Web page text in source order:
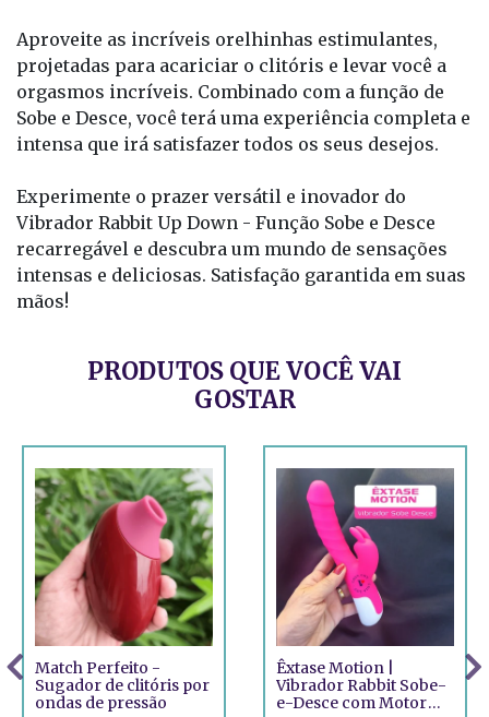
Aproveite as incríveis orelhinhas estimulantes,
projetadas para acariciar o clitóris e levar você a
orgasmos incríveis. Combinado com a função de
Sobe e Desce, você terá uma experiência completa e
intensa que irá satisfazer todos os seus desejos.
Experimente o prazer versátil e inovador do
Vibrador Rabbit Up Down - Função Sobe e Desce
recarregável e descubra um mundo de sensações
intensas e deliciosas. Satisfação garantida em suas
mãos!
PRODUTOS QUE VOCÊ VAI
GOSTAR
Match Perfeito -
Sugador de clitóris por
ondas de pressão
Êxtase Motion |
Vibrador Rabbit Sobe-
e-Desce com Motor